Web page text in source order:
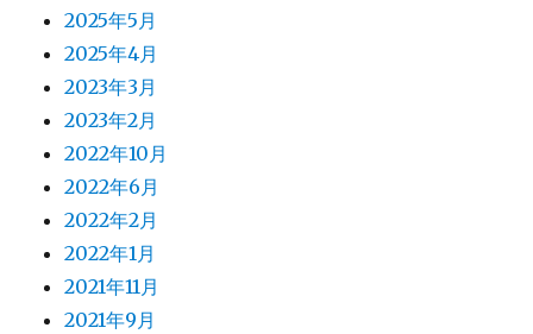
2025年5月
2025年4月
2023年3月
2023年2月
2022年10月
2022年6月
2022年2月
2022年1月
2021年11月
2021年9月